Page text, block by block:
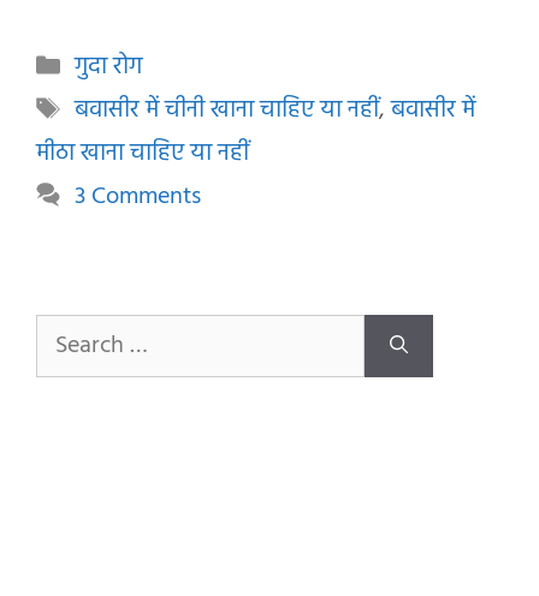
Categories
गुदा रोग
Tags
बवासीर में चीनी खाना चाहिए या नहीं,बवासीर में
मीठा खाना चाहिए या नहीं
3 Comments
Search
for: